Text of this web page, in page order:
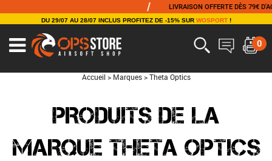
LIVRAISON OFFERTE DÈS 79€ D'ACHAT
DU 29/07 AU 28/07 INCLUS PROFITEZ DE -15% SUR WOSPORT!
0
Accueil > Marques > Theta Optics
PRODUITS DE LA
MARQUE THETA OPTICS